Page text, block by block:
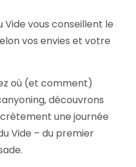
Vide vous conseillent le
vos envies et votre
où (et comment)
découvrons
une journée
Vide – du premier